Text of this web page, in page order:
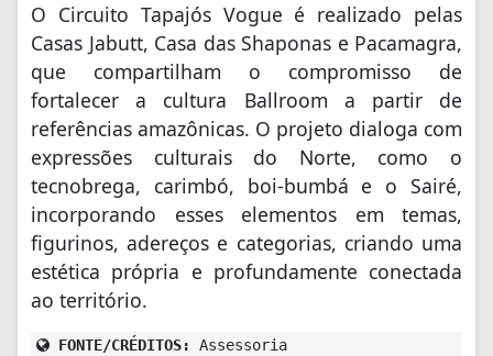
O Circuito Tapajós Vogue é realizado pelas
Casas Jabutt, Casa das Shaponas e Pacamagra,
que compartilham o compromisso de
fortalecer a cultura Ballroom a partir de
referências amazônicas. O projeto dialoga com
expressões culturais do Norte, como o
tecnobrega, carimbó, boi-bumbá e o Sairé,
incorporando esses elementos em temas,
figurinos, adereços e categorias, criando uma
estética própria e profundamente conectada
ao território.
FONTE/CRÉDITOS: Assessoria